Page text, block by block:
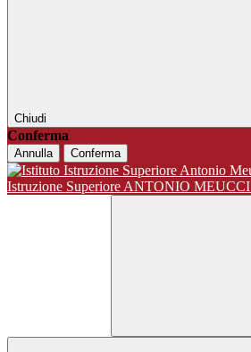
Chiudi
Conferma
Annulla Conferma
Istruzione Superiore ANTONIO MEUCCI